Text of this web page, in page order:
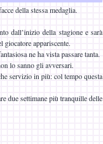
della stessa medaglia.
dall’inizio della stagione e sarà
giocatore appariscente.
ne ha vista passare tanta.
lo sanno gli avversari.
servizio in più: col tempo questa
due settimane più tranquille delle